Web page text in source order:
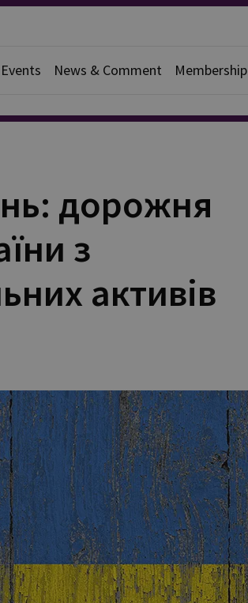
Events News & Comment Membership
дорожня
з
активів